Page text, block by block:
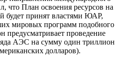
что План освоения ресурсов на
будет принят властями ЮАР,
мировых программ подобного
предусматривает проведение
АЭС на сумму один триллион
долларов).